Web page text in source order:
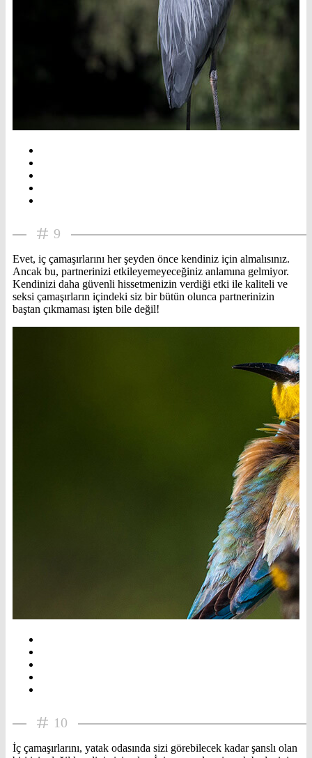
9
Evet, iç çamaşırlarını her şeyden önce kendiniz için almalısınız.
Ancak bu, partnerinizi etkileyemeyeceğiniz anlamına gelmiyor.
Kendinizi daha güvenli hissetmenizin verdiği etki ile kaliteli ve
seksi çamaşırların içindeki siz bir bütün olunca partnerinizin
baştan çıkmaması işten bile değil!
10
İç çamaşırlarını, yatak odasında sizi görebilecek kadar şanslı olan